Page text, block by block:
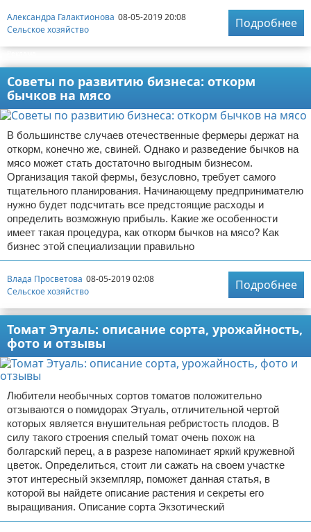
Александра Галактионова 08-05-2019 20:08
Сельское хозяйство
Подробнее
Советы по развитию бизнеса: откорм
бычков на мясо
В большинстве случаев отечественные фермеры держат на
откорм, конечно же, свиней. Однако и разведение бычков на
мясо может стать достаточно выгодным бизнесом.
Организация такой фермы, безусловно, требует самого
тщательного планирования. Начинающему предпринимателю
нужно будет подсчитать все предстоящие расходы и
определить возможную прибыль. Какие же особенности
имеет такая процедура, как откорм бычков на мясо? Как
бизнес этой специализации правильно
Влада Просветова 08-05-2019 02:08
Сельское хозяйство
Подробнее
Томат Этуаль: описание сорта, урожайность,
фото и отзывы
Любители необычных сортов томатов положительно
отзываются о помидорах Этуаль, отличительной чертой
которых является внушительная ребристость плодов. В
силу такого строения спелый томат очень похож на
болгарский перец, а в разрезе напоминает яркий кружевной
цветок. Определиться, стоит ли сажать на своем участке
этот интересный экземпляр, поможет данная статья, в
которой вы найдете описание растения и секреты его
выращивания. Описание сорта Экзотический